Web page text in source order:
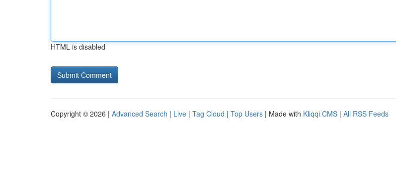
HTML is disabled
Copyright © 2026 | Advanced Search | Live | Tag Cloud | Top Users | Made with Kliqqi CMS | All RSS Feeds